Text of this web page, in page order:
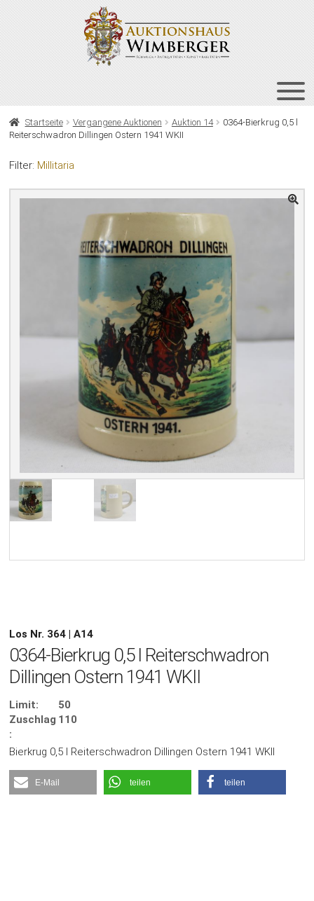
HOME
NEWSLETTER
Startseite Vergangene Auktionen Auktion 14
0364-Bierkrug 0,5 l
Reiterschwadron Dillingen Ostern 1941 WKII
Filter: Millitaria
Los Nr. 364 | A14
0364-Bierkrug 0,5 l Reiterschwadron
Dillingen Ostern 1941 WKII
Limit:
50
Zuschlag
:
110
Bierkrug 0,5 l Reiterschwadron Dillingen Ostern 1941 WKII
E-Mail teilen teilen